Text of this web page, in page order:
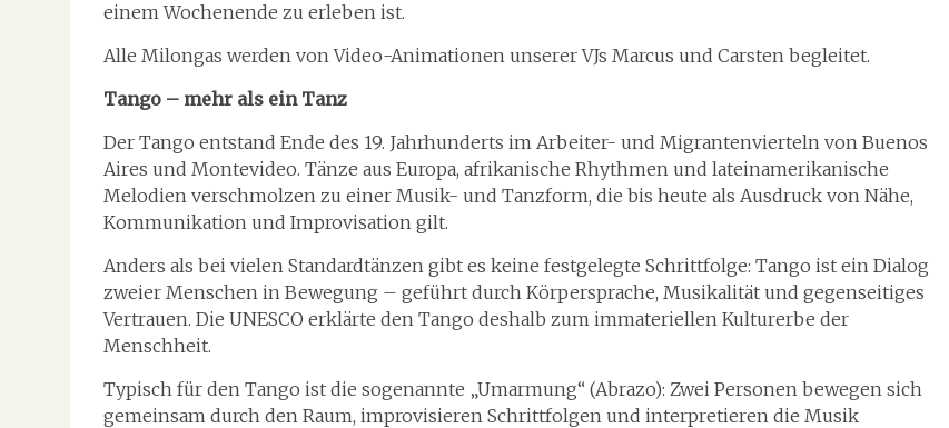
einem Wochenende zu erleben ist.
Alle Milongas werden von Video-Animationen unserer VJs Marcus und Carsten begleitet.
Tango – mehr als ein Tanz
Der Tango entstand Ende des 19. Jahrhunderts im Arbeiter- und Migrantenvierteln von Buenos
Aires und Montevideo. Tänze aus Europa, afrikanische Rhythmen und lateinamerikanische
Melodien verschmolzen zu einer Musik- und Tanzform, die bis heute als Ausdruck von Nähe,
Kommunikation und Improvisation gilt.
Anders als bei vielen Standardtänzen gibt es keine festgelegte Schrittfolge: Tango ist ein Dialog
zweier Menschen in Bewegung – geführt durch Körpersprache, Musikalität und gegenseitiges
Vertrauen. Die UNESCO erklärte den Tango deshalb zum immateriellen Kulturerbe der
Menschheit.
Typisch für den Tango ist die sogenannte „Umarmung“ (Abrazo): Zwei Personen bewegen sich
gemeinsam durch den Raum, improvisieren Schrittfolgen und interpretieren die Musik